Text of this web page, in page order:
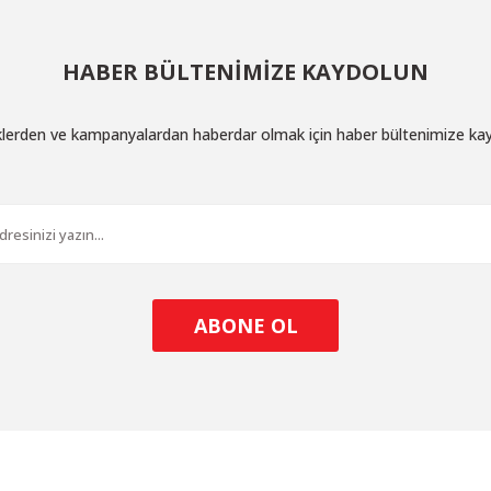
HABER BÜLTENİMİZE KAYDOLUN
ve kampanyalardan haberdar olmak için haber bültenimize
ABONE OL